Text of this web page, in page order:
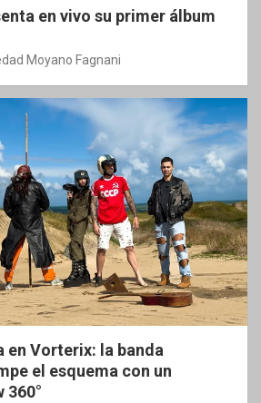
en vivo su primer álbum
Moyano Fagnani
en Vorterix: la banda
el esquema con un
360°